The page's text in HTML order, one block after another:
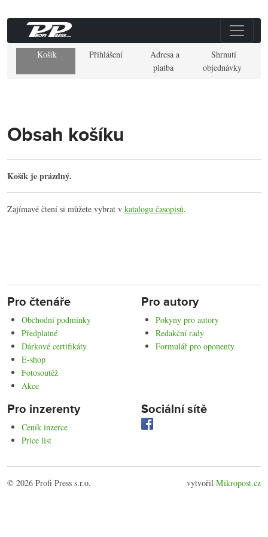
Košík Přihlášení
Adresa a
platba
Shrnutí
objednávky
Obsah košíku
Košík je prázdný.
Zajímavé čtení si můžete vybrat v katalogu časopisů.
Pro čtenáře
Obchodní podmínky
Předplatné
Dárkové certifikáty
E-shop
Fotosoutěž
Akce
Pro autory
Pokyny pro autory
Redakční rady
Formulář pro oponenty
Pro inzerenty
Ceník inzerce
Price list
Sociální sítě
© 2026 Profi Press s.r.o. vytvořil Mikropost.cz